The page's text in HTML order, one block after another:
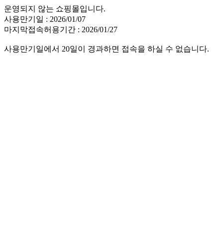
운영되지 않는 쇼핑몰입니다.
사용만기일 : 2026/01/07
마지막접속허용기간 : 2026/01/27
사용만기일에서 20일이 경과하면 접속을 하실 수 없습니다.